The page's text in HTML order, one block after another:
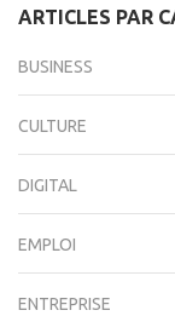
ARTICLES PAR
BUSINESS
CULTURE
DIGITAL
EMPLOI
ENTREPRISE